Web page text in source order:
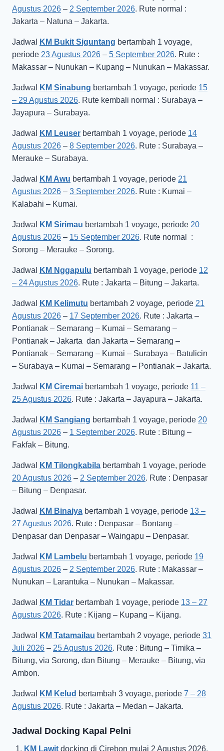
Agustus 2026 – 2 September 2026. Rute normal :
Jakarta – Natuna – Jakarta.
Jadwal KM Bukit Siguntang bertambah 1 voyage,
periode 23 Agustus 2026 – 5 September 2026. Rute :
Makassar – Nunukan – Kupang – Nunukan – Makassar.
Jadwal KM Sinabung bertambah 1 voyage, periode 15
– 29 Agustus 2026. Rute kembali normal : Surabaya –
Jayapura – Surabaya.
Jadwal KM Leuser bertambah 1 voyage, periode 14
Agustus 2026 – 8 September 2026. Rute : Surabaya –
Merauke – Surabaya.
Jadwal KM Awu bertambah 1 voyage, periode 21
Agustus 2026 – 3 September 2026. Rute : Kumai –
Kalabahi – Kumai.
Jadwal KM Sirimau bertambah 1 voyage, periode 20
Agustus 2026 – 15 September 2026. Rute normal :
Sorong – Merauke – Sorong.
Jadwal KM Nggapulu bertambah 1 voyage, periode 12
– 24 Agustus 2026. Rute : Jakarta – Bitung – Jakarta.
Jadwal KM Kelimutu bertambah 2 voyage, periode 21
Agustus 2026 – 17 September 2026. Rute : Jakarta –
Pontianak – Semarang – Kumai – Semarang –
Pontianak – Jakarta dan Jakarta – Semarang –
Pontianak – Semarang – Kumai – Surabaya – Batulicin
– Surabaya – Kumai – Semarang – Pontianak – Jakarta.
Jadwal KM Ciremai bertambah 1 voyage, periode 11 –
25 Agustus 2026. Rute : Jakarta – Jayapura – Jakarta.
Jadwal KM Sangiang bertambah 1 voyage, periode 20
Agustus 2026 – 1 September 2026. Rute : Bitung –
Fakfak – Bitung.
Jadwal KM Tilongkabila bertambah 1 voyage, periode
20 Agustus 2026 – 2 September 2026. Rute : Denpasar
– Bitung – Denpasar.
Jadwal KM Binaiya bertambah 1 voyage, periode 13 –
27 Agustus 2026. Rute : Denpasar – Bontang –
Denpasar dan Denpasar – Waingapu – Denpasar.
Jadwal KM Lambelu bertambah 1 voyage, periode 19
Agustus 2026 – 2 September 2026. Rute : Makassar –
Nunukan – Larantuka – Nunukan – Makassar.
Jadwal KM Tidar bertambah 1 voyage, periode 13 – 27
Agustus 2026. Rute : Kijang – Kupang – Kijang.
Jadwal KM Tatamailau bertambah 2 voyage, periode 31
Juli 2026 – 25 Agustus 2026. Rute : Bitung – Timika –
Bitung, via Sorong, dan Bitung – Merauke – Bitung, via
Ambon.
Jadwal KM Kelud bertambah 3 voyage, periode 7 – 28
Agustus 2026. Rute : Jakarta – Medan – Jakarta.
Jadwal Docking Kapal Pelni
KM Lawit docking di Cirebon mulai 2 Agustus 2026.